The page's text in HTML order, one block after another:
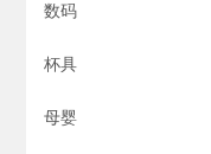
数码
杯具
母婴